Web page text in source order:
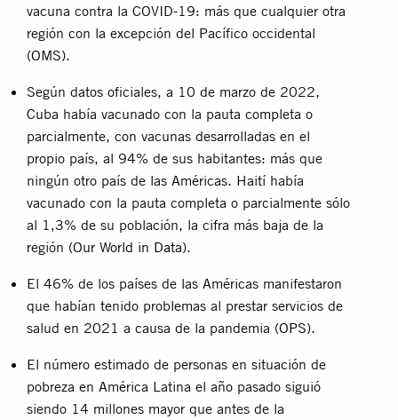
vacuna contra la COVID-19: más que cualquier otra
región con la excepción del Pacífico occidental
(OMS).
Según datos oficiales, a 10 de marzo de 2022,
Cuba había vacunado con la pauta completa o
parcialmente, con vacunas desarrolladas en el
propio país, al 94% de sus habitantes: más que
ningún otro país de las Américas. Haití había
vacunado con la pauta completa o parcialmente sólo
al 1,3% de su población, la cifra más baja de la
región (Our World in Data).
El 46% de los países de las Américas manifestaron
que habían tenido problemas al prestar servicios de
salud en 2021 a causa de la pandemia (OPS).
El número estimado de personas en situación de
pobreza en América Latina el año pasado siguió
siendo 14 millones mayor que antes de la